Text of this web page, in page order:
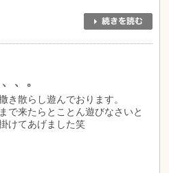
、。
き散らし遊んでおります。
で来たらとことん遊びなさいと
けてあげました笑